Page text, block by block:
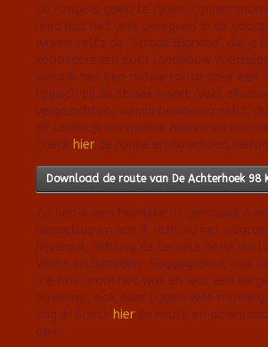
De route is goed te rijden. Op het
reed had het veel geregend in de
waren zelfs de ‘Strade Bianche’, die je
kapotgereden door landbouw
vond ik het een mooie route door een
typisch bij de streek hoort. Veel
vergezichten, weinig bewoning m.b.t.
de landelijk verspreide huizen en
Check hier de route en download
Download de route van De Achterhoek 98
Zo heb ik een heerlijke rit gemaakt
Heuvelrug en ben ik richting het
Nijverdal, richting de Lemele berg! Via
Vecht en Beneden-Reggegebied, ook
me hoe mooi het was en wat een
bovenop, ook daar liggen vele mooie
zag ik! Check hier de route en
gpx